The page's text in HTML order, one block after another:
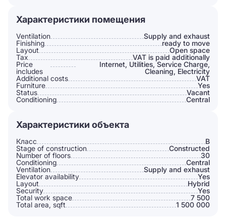
Характеристики помещения
Ventilation
Supply and exhaust
Finishing
ready to move
Layout
Open space
Tax
VAT is paid additionally
Price
includes
Internet, Utilities, Service Charge,
Cleaning, Electricity
Additional costs
VAT
Furniture
Yes
Status
Vacant
Conditioning
Сentral
Характеристики объекта
Класс
B
Stage of construction
Constructed
Number of floors
30
Conditioning
Сentral
Ventilation
Supply and exhaust
Elevator availability
Yes
Layout
Hybrid
Security
Yes
Total work space
7 500
Total area, sqft
1 500 000